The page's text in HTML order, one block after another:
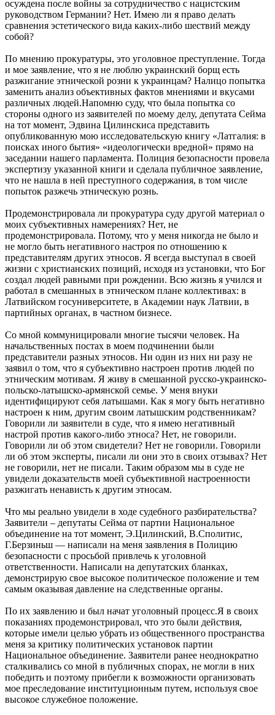
осуждена после войны за сотрудничество с нацистским
руководством Германии? Нет. Имею ли я право делать
сравнения эстетического вида каких-либо шествий между
собой?
По мнению прокуратуры, это уголовное преступление. Тогда
и мое заявление, что я не люблю украинский борщ есть
разжигание этнической розни к украинцам? Налицо попытка
заменить анализ объективных фактов мнениями и вкусами
различных людей.Напомню суду, что была попытка со
стороны одного из заявителей по моему делу, депутата Сейма
на тот момент, Эдвина Цилинскиса представить
опубликованную мою исследовательскую книгу «Латгалия: в
поисках иного бытия» «идеологически вредной» прямо на
заседании нашего парламента. Полиция безопасности провела
экспертизу указанной книги и сделала публичное заявление,
что не нашла в ней преступного содержания, в том числе
попыток разжечь этническую рознь.
Продемонстрировала ли прокуратура суду другой материал о
моих субъективных намерениях? Нет, не
продемонстрировала. Потому, что у меня никогда не было и
не могло быть негативного настроя по отношению к
представителям других этносов. Я всегда выступал в своей
жизни с христианских позиций, исходя из установки, что Бог
создал людей равными при рождении. Всю жизнь я учился и
работал в смешанных в этническом плане коллективах: в
Латвийском госуниверситете, в Академии наук Латвии, в
партийных органах, в частном бизнесе.
Со мной коммуницировали многие тысячи человек. На
начальственных постах в моем подчинении были
представители разных этносов. Ни один из них ни разу не
заявил о том, что я субъективно настроен против людей по
этническим мотивам. Я живу в смешанной русско-украинско-
польско-латышско-армянской семье. У меня внуки
идентифицируют себя латышами. Как я могу быть негативно
настроен к ним, другим своим латышским родственникам?
Говорили ли заявители в суде, что я имею негативный
настрой против какого-либо этноса? Нет, не говорили.
Говорили ли об этом свидетели? Нет не говорили. Говорили
ли об этом эксперты, писали ли они это в своих отзывах? Нет
не говорили, нет не писали. Таким образом мы в суде не
увидели доказательств моей субъективной настроенности
разжигать ненависть к другим этносам.
Что мы реально увидели в ходе судебного разбирательства?
Заявители – депутаты Сейма от партии Национальное
объединение на тот момент, Э.Цилинский, В.Сполитис,
Г.Берзиньш — написали на меня заявления в Полицию
безопасности с просьбой привлечь к уголовной
ответственности. Написали на депутатских бланках,
демонстрирую свое высокое политическое положение и тем
самым оказывая давление на следственные органы.
По их заявлению и был начат уголовный процесс.Я в своих
показаниях продемонстрировал, что это были действия,
которые имели целью убрать из общественного пространства
меня за критику политических установок партии
Национальное объединение. Заявители ранее неоднократно
сталкивались со мной в публичных спорах, не могли в них
победить и поэтому прибегли к возможности организовать
мое преследование институционным путем, используя свое
высокое служебное положение.